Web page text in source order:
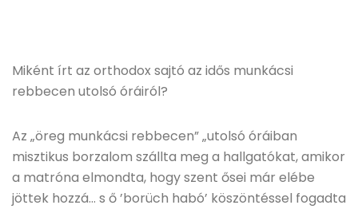
Miként írt az orthodox sajtó az idős munkácsi
rebbecen utolsó óráiról?
Az „öreg munkácsi rebbecen” „utolsó óráiban
misztikus borzalom szállta meg a hallgatókat, amikor
a matróna elmondta, hogy szent ősei már elébe
jöttek hozzá… s ő ’borüch habó’ köszöntéssel fogadta